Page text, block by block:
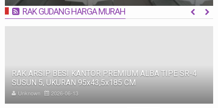
RAK GUDANG HARGA MURAH MORE
RAK BESI SUSUN GUDANG PABRIK MEDIUM DUTY ZA-
500, WARNA FULL BIRU, UKURAN 150x100x200 CM
Unknown 2025-11-12